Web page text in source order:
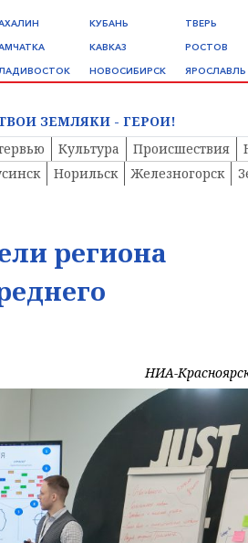
КУБАНЬ
КАВКАЗ
НОВОСИБИРСК
ТВЕРЬ
РОСТОВ
ЯРОСЛАВЛЬ
ЗЕМЛЯКИ - ГЕРОИ!
Культура Происшествия
Норильск Железногорск
региона
НИА-